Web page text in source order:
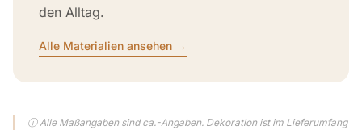
den Alltag.
Alle Materialien ansehen →
ⓘ Alle Maßangaben sind ca.-Angaben. Dekoration ist im Lieferumfang